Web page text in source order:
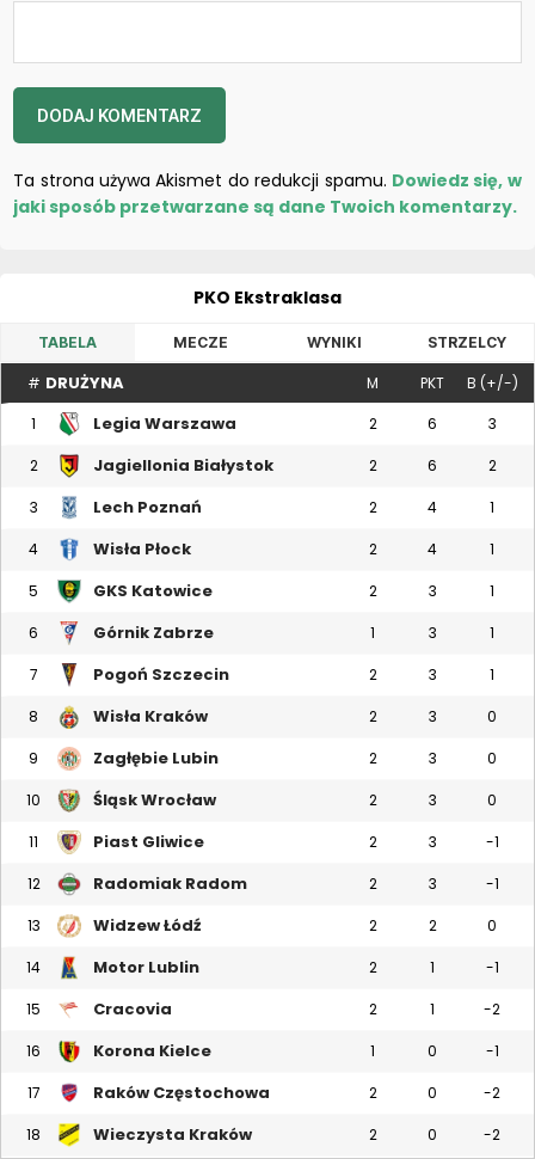
Ta strona używa Akismet do redukcji spamu. Dowiedz się, w
jaki sposób przetwarzane są dane Twoich komentarzy.
PKO Ekstraklasa
TABELA MECZE WYNIKI STRZELCY
# DRUŻYNA M PKT B (+/-)
1 Legia Warszawa 2 6 3
2 Jagiellonia Białystok 2 6 2
3 Lech Poznań 2 4 1
4 Wisła Płock 2 4 1
5 GKS Katowice 2 3 1
6 Górnik Zabrze 1 3 1
7 Pogoń Szczecin 2 3 1
8 Wisła Kraków 2 3 0
9 Zagłębie Lubin 2 3 0
10 Śląsk Wrocław 2 3 0
11 Piast Gliwice 2 3 -1
12 Radomiak Radom 2 3 -1
13 Widzew Łódź 2 2 0
14 Motor Lublin 2 1 -1
15 Cracovia 2 1 -2
16 Korona Kielce 1 0 -1
17 Raków Częstochowa 2 0 -2
18 Wieczysta Kraków 2 0 -2